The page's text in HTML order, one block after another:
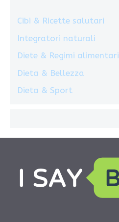
Cibi & Ricette salutari
Integratori naturali
Diete & Regimi alimentari
Dieta & Bellezza
Dieta & Sport